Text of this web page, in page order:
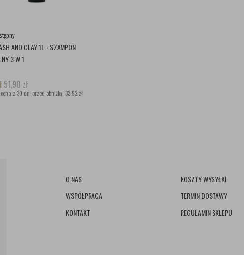
AND CLAY 1L - SZAMPON
3 W 1
51,90zł
z 30 dni przed obniżką: 33,92 zł
O NAS
WSPÓŁPRACA
KONTAKT
KOSZTY WYSYŁKI
TERMIN DOSTAWY
REGULAMIN SKLEPU